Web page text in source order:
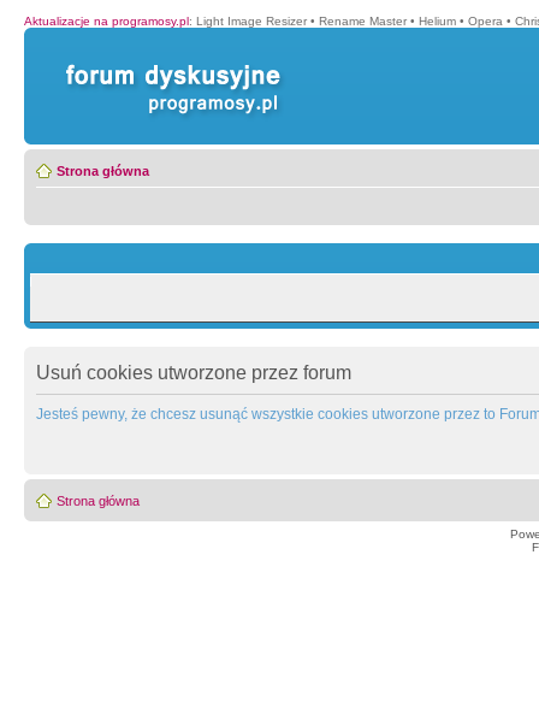
Aktualizacje na programosy.pl: Light Image Resizer • Rename Master • Helium • Opera •
Strona główna
Usuń cookies utworzone przez forum
Jesteś pewny, że chcesz usunąć wszystkie cookies utworzone przez to
Strona główna